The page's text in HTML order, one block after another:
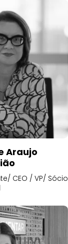
Araujo
CEO / VP/ Sócio